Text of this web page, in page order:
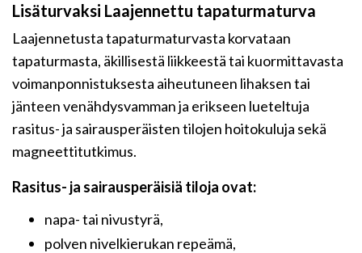
Lisäturvaksi Laajennettu tapaturmaturva
Laajennetusta tapaturmaturvasta korvataan
tapaturmasta, äkillisestä liikkeestä tai kuormittavasta
voimanponnistuksesta aiheutuneen lihaksen tai
jänteen venähdysvamman ja erikseen lueteltuja
rasitus- ja sairausperäisten tilojen hoitokuluja sekä
magneettitutkimus.
Rasitus- ja sairausperäisiä tiloja ovat:
napa- tai nivustyrä,
polven nivelkierukan repeämä,